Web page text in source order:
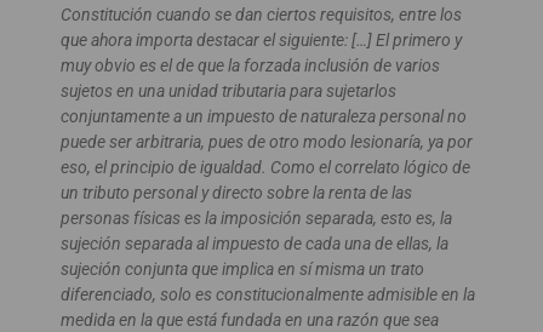
Constitución cuando se dan ciertos requisitos, entre los
que ahora importa destacar el siguiente: […] El primero y
muy obvio es el de que la forzada inclusión de varios
sujetos en una unidad tributaria para sujetarlos
conjuntamente a un impuesto de naturaleza personal no
puede ser arbitraria, pues de otro modo lesionaría, ya por
eso, el principio de igualdad. Como el correlato lógico de
un tributo personal y directo sobre la renta de las
personas físicas es la imposición separada, esto es, la
sujeción separada al impuesto de cada una de ellas, la
sujeción conjunta que implica en sí misma un trato
diferenciado, solo es constitucionalmente admisible en la
medida en la que está fundada en una razón que sea